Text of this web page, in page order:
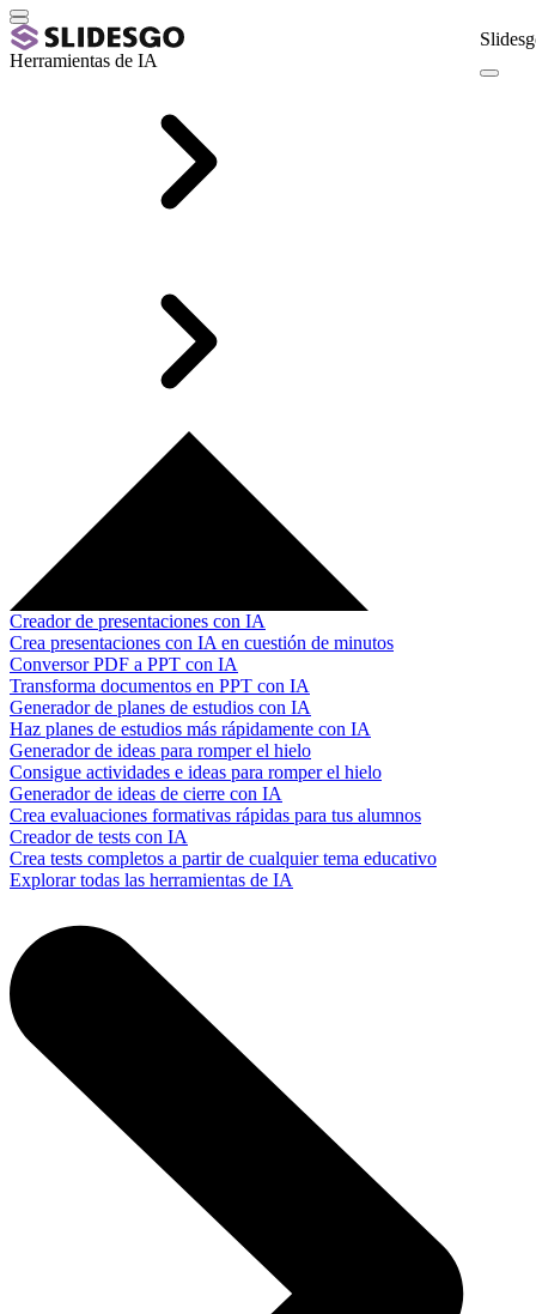
Herramientas de IA
Creador de presentaciones con IA
Crea presentaciones con IA en cuestión de minutos
Conversor PDF a PPT con IA
Transforma documentos en PPT con IA
Generador de planes de estudios con IA
Haz planes de estudios más rápidamente con IA
Generador de ideas para romper el hielo
Consigue actividades e ideas para romper el hielo
Generador de ideas de cierre con IA
Crea evaluaciones formativas rápidas para tus alumnos
Creador de tests con IA
Crea tests completos a partir de cualquier tema educativo
Explorar todas las herramientas de IA